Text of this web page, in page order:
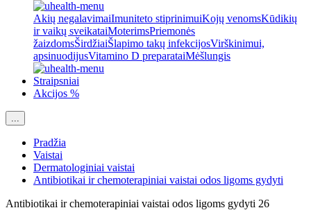
Akių negalavimaiImuniteto stiprinimuiKojų venomsKūdikių
ir vaikų sveikataiMoterimsPriemonės
žaizdomsŠirdžiaiŠlapimo takų infekcijosVirškinimui,
apsinuodijusVitamino D preparataiMėšlungis
Straipsniai
Akcijos %
...
Pradžia
Vaistai
Dermatologiniai vaistai
Antibiotikai ir chemoterapiniai vaistai odos ligoms gydyti
Antibiotikai ir chemoterapiniai vaistai odos ligoms gydyti 26